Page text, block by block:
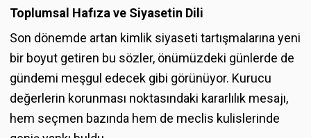
Toplumsal Hafıza ve Siyasetin Dili
Son dönemde artan kimlik siyaseti tartışmalarına yeni
bir boyut getiren bu sözler, önümüzdeki günlerde de
gündemi meşgul edecek gibi görünüyor. Kurucu
değerlerin korunması noktasındaki kararlılık mesajı,
hem seçmen bazında hem de meclis kulislerinde